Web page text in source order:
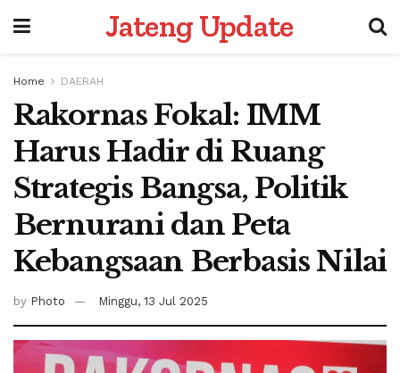
Jateng Update
Home DAERAH
Rakornas Fokal: IMM
Harus Hadir di Ruang
Strategis Bangsa, Politik
Bernurani dan Peta
Kebangsaan Berbasis Nilai
by Photo Minggu, 13 Jul 2025